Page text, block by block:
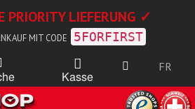
PRIORITY LIEFERUNG ✓
MIT CODE 5FORFIRST
Kasse
FR